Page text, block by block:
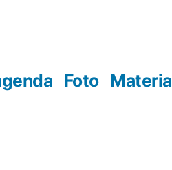
Foto